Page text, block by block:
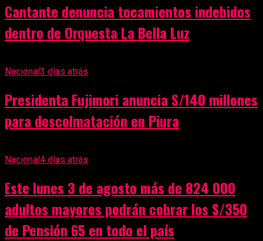
Cantante denuncia tocamientos indebidos
dentro de Orquesta La Bella Luz
Nacional 3 días atrás
Presidenta Fujimori anuncia S/140 millones
para descolmatación en Piura
Nacional4 días atrás
Este lunes 3 de agosto más de 824 000
adultos mayores podrán cobrar los S/350
de Pensión 65 en todo el país